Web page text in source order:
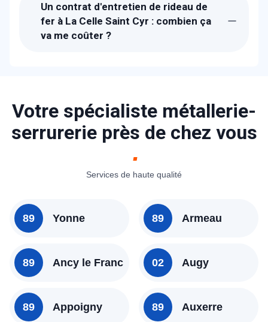
vous à La Celle Saint Cyr dans la journée.
La durée de l'entretien est de 1H à 3H.
Un contrat d'entretien de rideau de
fer à La Celle Saint Cyr : combien ça
va me coûter ?
devis précis.
Votre spécialiste métallerie-
serrurerie près de chez vous
Services de haute qualité
89 Yonne
89 Ancy le Franc
89 Appoigny
89 Armeau
02 Augy
89 Auxerre